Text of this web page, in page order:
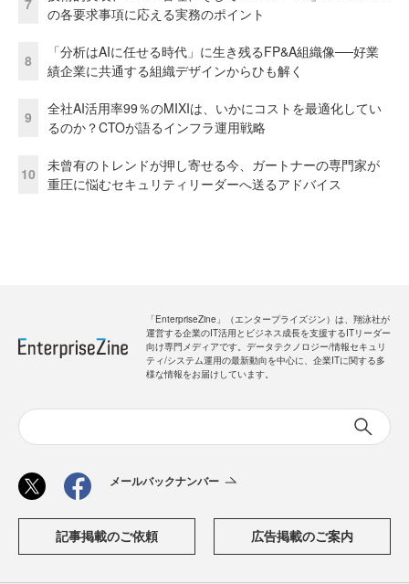
7
の各要求事項に応える実務のポイント
8
「分析はAIに任せる時代」に生き残るFP&A組織像──好業
績企業に共通する組織デザインからひも解く
9
全社AI活用率99％のMIXIは、いかにコストを最適化してい
るのか？CTOが語るインフラ運用戦略
10
未曾有のトレンドが押し寄せる今、ガートナーの専門家が
重圧に悩むセキュリティリーダーへ送るアドバイス
「EnterpriseZine」（エンタープライズジン）は、翔泳社が
運営する企業のIT活用とビジネス成長を支援するITリーダー
向け専門メディアです。データテクノロジー/情報セキュリ
ティ/システム運用の最新動向を中心に、企業ITに関する多
様な情報をお届けしています。
メールバックナンバー
記事掲載のご依頼 広告掲載のご案内